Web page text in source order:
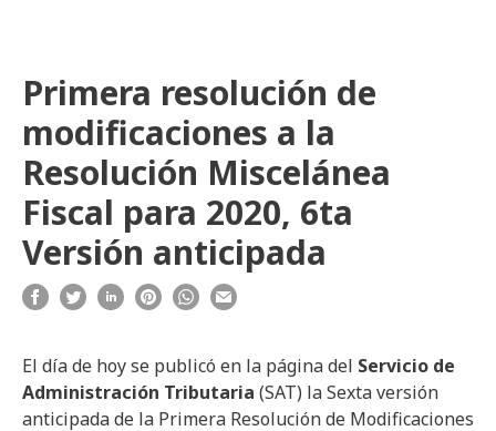
Primera resolución de
modificaciones a la
Resolución Miscelánea
Fiscal para 2020, 6ta
Versión anticipada
El día de hoy se publicó en la página del Servicio de
Administración Tributaria (SAT) la Sexta versión
anticipada de la Primera Resolución de Modificaciones